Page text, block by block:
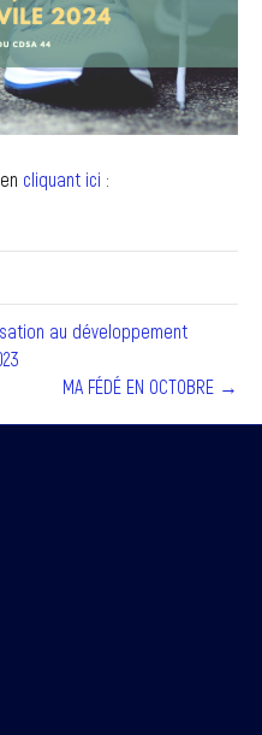
cliquant ici :
au développement
MA FÉDÉ EN OCTOBRE →